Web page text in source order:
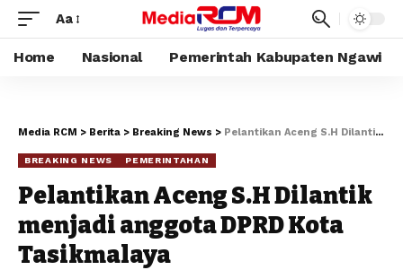
Aa
Home Nasional Pemerintah Kabupaten Ngawi
Media RCM > Berita > Breaking News > Pelantikan Aceng S.H Dilantik menjadi anggota DPRD Kota Tasikmalaya
BREAKING NEWS PEMERINTAHAN
Pelantikan Aceng S.H Dilantik
menjadi anggota DPRD Kota
Tasikmalaya